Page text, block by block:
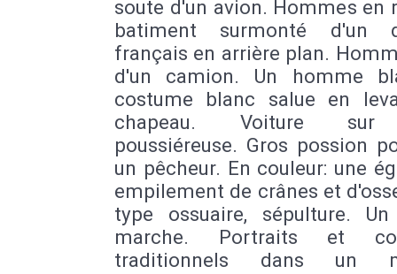
soute d'un avion. Hommes en
batiment surmonté d'un
français en arrière plan.
d'un camion. Un homme
costume blanc salue en
chapeau. Voiture
poussiéreuse. Gros possion
un pêcheur. En couleur: une
empilement de crânes et
type ossuaire, sépulture.
marche. Portraits et
traditionnels dans un